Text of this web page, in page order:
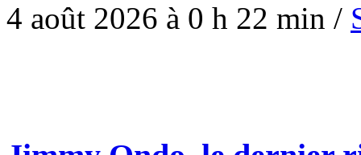
4 août 2026 à 0 h 22 min /